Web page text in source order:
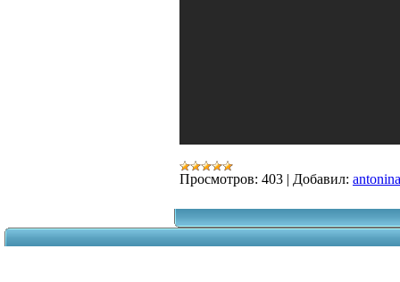
Просмотров: 403 | Добавил: antonina